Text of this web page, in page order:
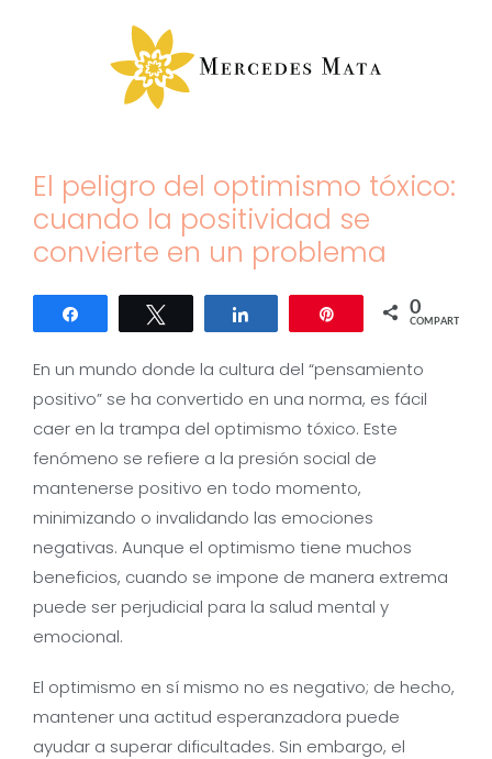
El peligro del optimismo tóxico:
cuando la positividad se
convierte en un problema
Compartir Twittear Compartir 0
COMPARTIR
En un mundo donde la cultura del “pensamiento
positivo” se ha convertido en una norma, es fácil
caer en la trampa del optimismo tóxico. Este
fenómeno se refiere a la presión social de
mantenerse positivo en todo momento,
minimizando o invalidando las emociones
negativas. Aunque el optimismo tiene muchos
beneficios, cuando se impone de manera extrema
puede ser perjudicial para la salud mental y
emocional.
El optimismo en sí mismo no es negativo; de hecho,
mantener una actitud esperanzadora puede
ayudar a superar dificultades. Sin embargo, el